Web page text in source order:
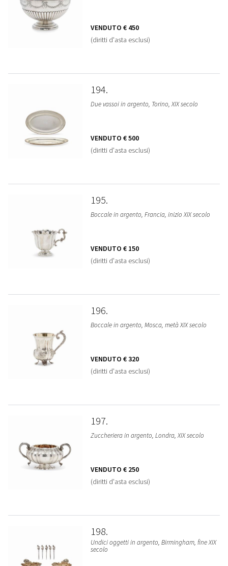
VENDUTO € 450
(diritti d'asta esclusi)
194
Due vassoi in argento, Torino, XIX secolo
VENDUTO € 500
(diritti d'asta esclusi)
195
Boccale in argento, Francia, inizio XIX secolo
VENDUTO € 150
(diritti d'asta esclusi)
196
Boccale in argento, Mosca, metà XIX secolo
VENDUTO € 320
(diritti d'asta esclusi)
197
Zuccheriera in argento, Londra, XIX secolo
VENDUTO € 250
(diritti d'asta esclusi)
198
Undici oggetti in argento, Birmingham, fine XIX
secolo